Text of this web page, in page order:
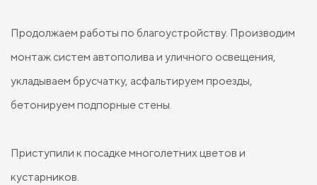
Продолжаем работы по благоустройству. Производим
монтаж систем автополива и уличного освещения,
укладываем брусчатку, асфальтируем проезды,
бетонируем подпорные стены.
Приступили к посадке многолетних цветов и
кустарников.